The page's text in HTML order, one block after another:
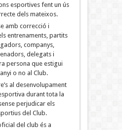
esportives fent un ús
dels mateixos.
amb correcció i
entrenaments, partits
companys,
delegats i
persona que estigui
o no al Club.
al desenvolupament
durant tota la
perjudicar els
del Club.
del club és a